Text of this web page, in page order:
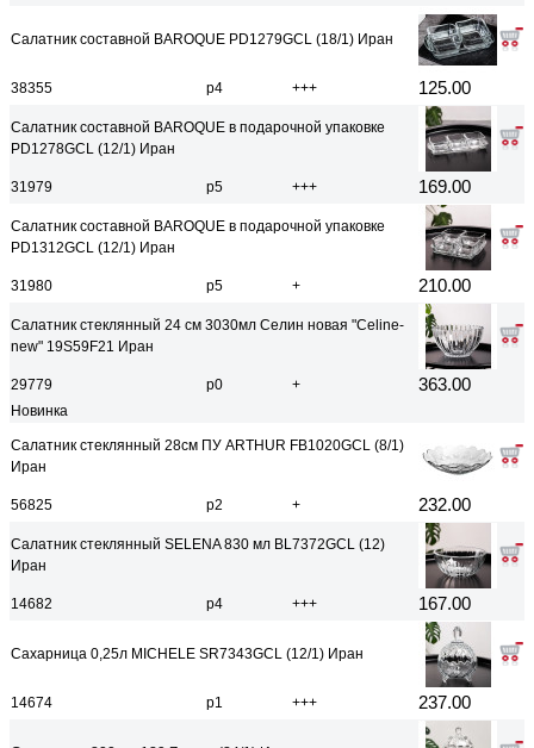
Салатник составной BAROQUE PD1279GCL (18/1) Иран
38355 р4 +++ 125.00
Салатник составной BAROQUE в подарочной упаковке
PD1278GCL (12/1) Иран
31979 р5 +++ 169.00
Салатник составной BAROQUE в подарочной упаковке
PD1312GCL (12/1) Иран
31980 р5 + 210.00
Салатник стеклянный 24 см 3030мл Селин новая "Celine-
new" 19S59F21 Иран
29779 р0 + 363.00
Новинка
Салатник стеклянный 28см ПУ ARTHUR FB1020GCL (8/1)
Иран
56825 р2 + 232.00
Салатник стеклянный SELENA 830 мл BL7372GCL (12)
Иран
14682 р4 +++ 167.00
Сахарница 0,25л MICHELE SR7343GCL (12/1) Иран
14674 р1 +++ 237.00